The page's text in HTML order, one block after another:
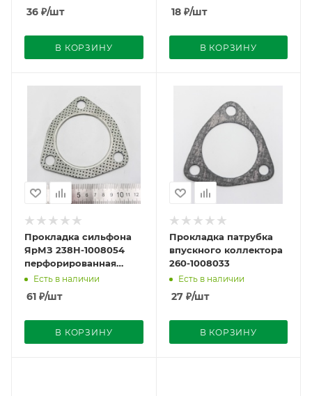
36 ₽/шт
В КОРЗИНУ
18₽/шт
В КОРЗИНУ
Прокладка сильфона
ЯрМЗ 238Н-1008054
перфорированная
(треуг.)
Есть в наличии
61 ₽/шт
В КОРЗИНУ
Прокладка патрубка
впускного коллектора
260-1008033
Есть в наличии
27₽/шт
В КОРЗИНУ